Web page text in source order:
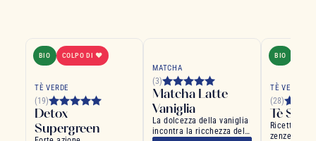
BIO COLPO DI ❤
TÈ VERDE
(19)
Detox
Supergreen
MATCHA
(3)
Matcha Latte
Vaniglia
La dolcezza della vaniglia
incontra la ricchezza del
BIO
TÈ VERDE
(28)
Tè
Ricetta
zenzero e